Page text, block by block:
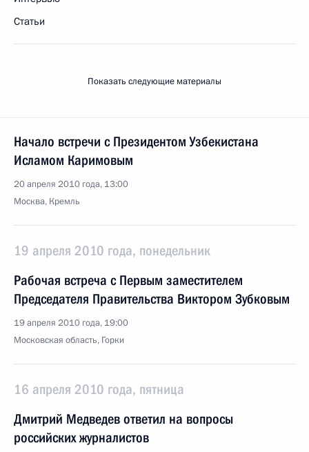
Статьи
Показать следующие материалы
Начало встречи с Президентом Узбекистана
Исламом Каримовым
20 апреля 2010 года, 13:00
Москва, Кремль
19 апреля 2010 года, понедельник
Рабочая встреча с Первым заместителем
Председателя Правительства Виктором Зубковым
19 апреля 2010 года, 19:00
Московская область, Горки
16 апреля 2010 года, пятница
Дмитрий Медведев ответил на вопросы
российских журналистов